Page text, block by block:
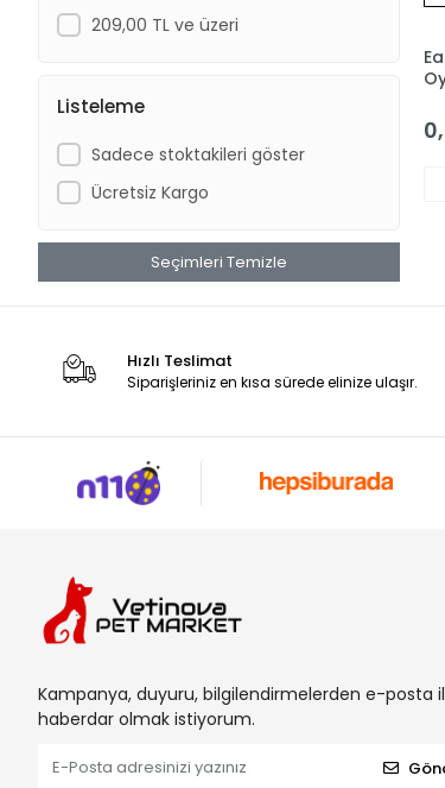
209,00 TL ve üzeri
Listeleme
Sadece stoktakileri göster
Ücretsiz Kargo
Seçimleri Temizle
Hızlı Teslimat
Siparişleriniz en kısa sürede elinize ulaşır.
Kampanya, duyuru, bilgilendirmelerden e-posta
haberdar olmak istiyorum.